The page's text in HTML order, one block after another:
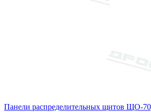
Панели распределительных щитов ЩО-